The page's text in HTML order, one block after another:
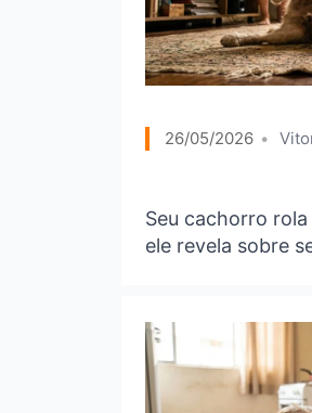
26/05/2026
Seu cachorro
ele revela sobre